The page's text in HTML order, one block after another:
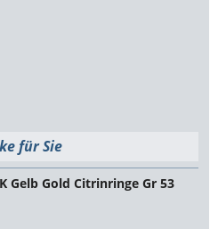
für Sie
Gelb Gold Citrinringe Gr 53